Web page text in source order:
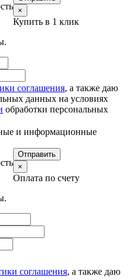
×
Купить в 1 клик
соглашения, а также даю
данных на условиях
обработки персональных
и информационные
×
Оплата по счету
соглашения, а также даю